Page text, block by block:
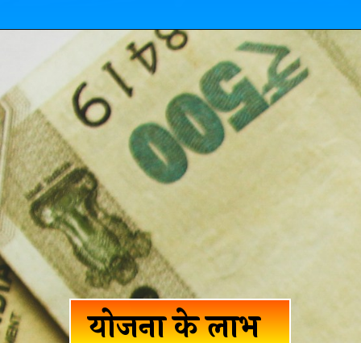
योजना के लाभ